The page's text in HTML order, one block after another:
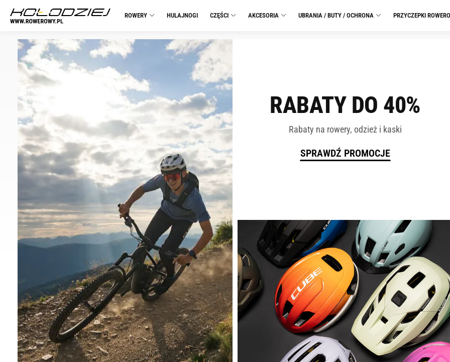
ROWERY HULAJNOGI CZĘŚCI AKCESORIA UBRANIA / BUTY / OCHRONA PRZYCZEPKI
RABATY DO 40%
Rabaty na rowery, odzież i kaski
SPRAWDŹ PROMOCJE